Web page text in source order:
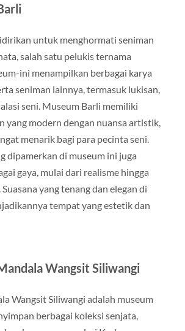
untuk menghormati seniman
salah satu pelukis ternama
ini menampilkan berbagai karya
seniman lainnya, termasuk lukisan,
seni. Museum Barli memiliki
yang modern dengan nuansa artistik,
menarik bagi para pecinta seni.
dipamerkan di museum ini juga
gaya, mulai dari realisme hingga
yang tenang dan elegan di
tempat yang estetik dan
Wangsit Siliwangi
Wangsit Siliwangi adalah museum
berbagai koleksi senjata,